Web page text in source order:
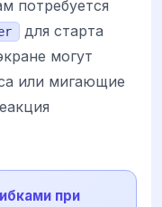
потребуется
для старта
могут
или мигающие
при